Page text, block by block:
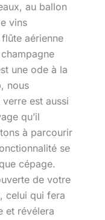
au ballon
vins
aérienne
une ode à la
nous
est aussi
qu’il
à parcourir
se
cépage.
de votre
celui qui fera
et révélera